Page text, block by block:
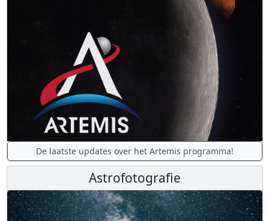
De laatste updates over het Artemis programma!
Astrofotografie